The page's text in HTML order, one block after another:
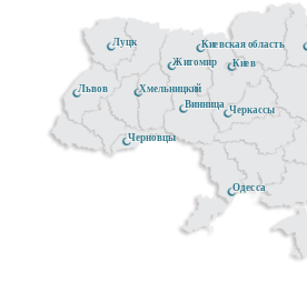
Черкассы
Черновцы
Одесса
Киев
Киевская область
Житомир
Винница
Хмельницкий
Луцк
Львов